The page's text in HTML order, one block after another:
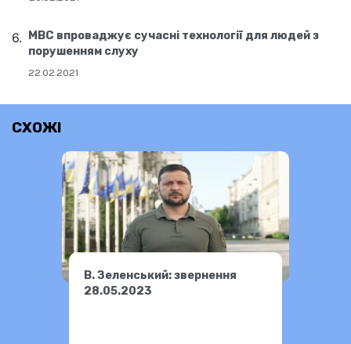
МВС впроваджує сучасні технології для людей з
порушенням слуху
22.02.2021
СХОЖІ
В. Зеленський: звернення
28.05.2023